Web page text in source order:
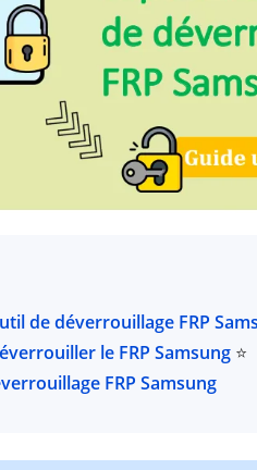
de déverrouillage FRP
le FRP Samsung ⭐
FRP Samsung